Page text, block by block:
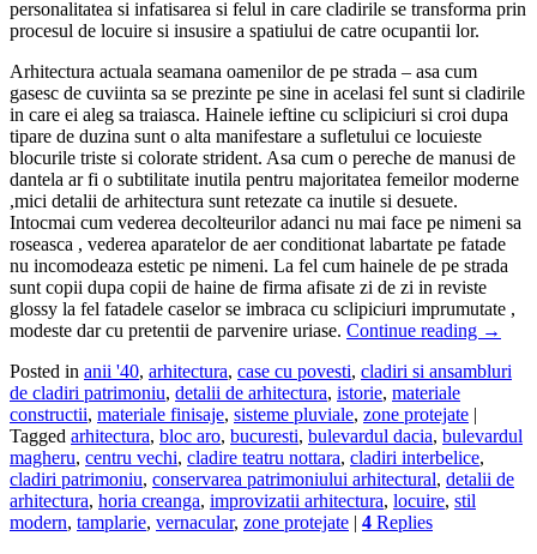
personalitatea si infatisarea si felul in care cladirile se transforma prin
procesul de locuire si insusire a spatiului de catre ocupantii lor.
Arhitectura actuala seamana oamenilor de pe strada – asa cum
gasesc de cuviinta sa se prezinte pe sine in acelasi fel sunt si cladirile
in care ei aleg sa traiasca. Hainele ieftine cu sclipiciuri si croi dupa
tipare de duzina sunt o alta manifestare a sufletului ce locuieste
blocurile triste si colorate strident. Asa cum o pereche de manusi de
dantela ar fi o subtilitate inutila pentru majoritatea femeilor moderne
,mici detalii de arhitectura sunt retezate ca inutile si desuete.
Intocmai cum vederea decolteurilor adanci nu mai face pe nimeni sa
roseasca , vederea aparatelor de aer conditionat labartate pe fatade
nu incomodeaza estetic pe nimeni. La fel cum hainele de pe strada
sunt copii dupa copii de haine de firma afisate zi de zi in reviste
glossy la fel fatadele caselor se imbraca cu sclipiciuri imprumutate ,
modeste dar cu pretentii de parvenire uriase. Continue reading →
Posted in anii '40, arhitectura, case cu povesti, cladiri si ansambluri
de cladiri patrimoniu, detalii de arhitectura, istorie, materiale
constructii, materiale finisaje, sisteme pluviale, zone protejate |
Tagged arhitectura, bloc aro, bucuresti, bulevardul dacia, bulevardul
magheru, centru vechi, cladire teatru nottara, cladiri interbelice,
cladiri patrimoniu, conservarea patrimoniului arhitectural, detalii de
arhitectura, horia creanga, improvizatii arhitectura, locuire, stil
modern, tamplarie, vernacular, zone protejate | 4 Replies